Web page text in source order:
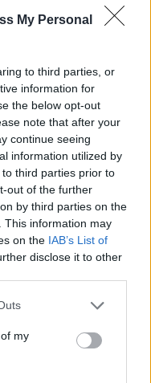
My Personal
to third parties, or
information for
the below opt-out
note that after your
continue seeing
information utilized by
third parties prior to
out of the further
by third parties on the
This information may
on the IAB’s List of
disclose it to other
one or more Google
You may click to
third-party tags to
in below Google
my
τα 100 χρόνια από
Νέας Ιωνίας –
Ελπιδοφόρος
των